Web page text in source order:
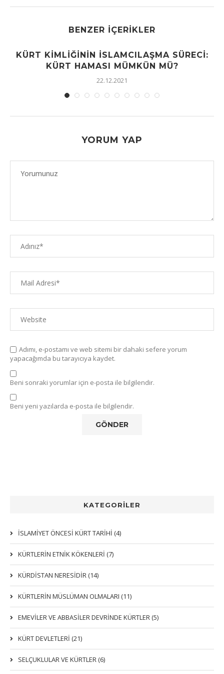
BENZER İÇERIKLER
KÜRT KIMLIĞININ İSLAMCILAŞMA SÜRECI:
KÜRT HAMASI MÜMKÜN MÜ?
22.12.2021
YORUM YAP
Adımı, e-postamı ve web sitemi bir dahaki sefere yorum
yapacağımda bu tarayıcıya kaydet.
Beni sonraki yorumlar için e-posta ile bilgilendir.
Beni yeni yazılarda e-posta ile bilgilendir.
KATEGORİLER
İSLAMİYET ÖNCESİ KÜRT TARİHİ (4)
KÜRTLERIN ETNIK KÖKENLERI (7)
KÜRDİSTAN NERESİDİR (14)
KÜRTLERİN MÜSLÜMAN OLMALARI (11)
EMEVİLER VE ABBASİLER DEVRİNDE KÜRTLER (5)
KÜRT DEVLETLERİ (21)
SELÇUKLULAR VE KÜRTLER (6)